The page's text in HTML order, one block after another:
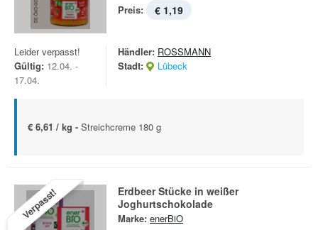
Preis: € 1,19
Leider verpasst!
Gültig: 12.04. -
17.04.
Händler: ROSSMANN
Stadt:
Lübeck
€ 6,61 / kg - Streichcreme 180 g
Verpasst!
Erdbeer Stücke in weißer
Joghurtschokolade
Marke: enerBiO